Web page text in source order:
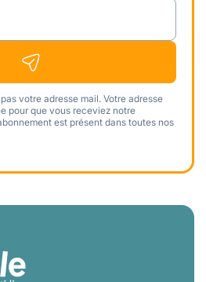
votre adresse mail. Votre adresse
pour que vous receviez notre
est présent dans toutes nos